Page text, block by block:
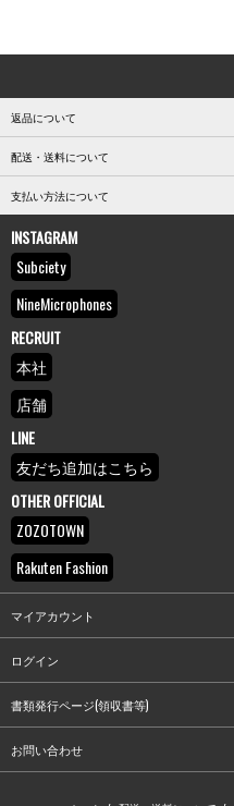
返品について
配送・送料について
支払い方法について
INSTAGRAM
Subciety
NineMicrophones
RECRUIT
本社
店舗
LINE
友だち追加はこちら
OTHER OFFICIAL
ZOZOTOWN
Rakuten Fashion
マイアカウント
ログイン
書類発行ページ(領収書等)
お問い合わせ